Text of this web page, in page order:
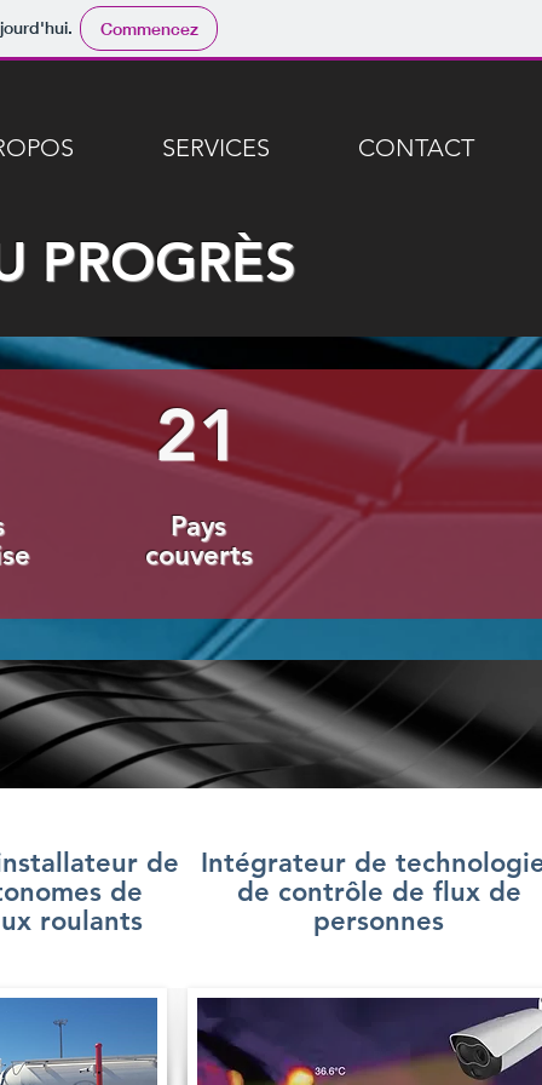
Commencez
SERVICES CONTACT
PROGRÈS
21
Pays
couverts
de
de
roulants
Intégrateur de
de contrôle de flux de
personnes